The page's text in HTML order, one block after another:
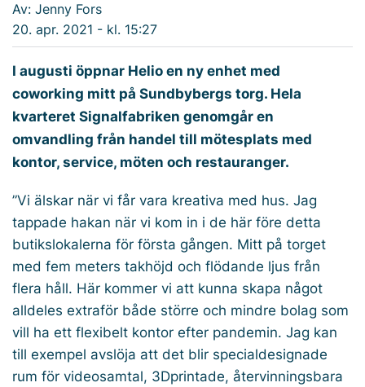
Av: Jenny Fors
20. apr. 2021 - kl. 15:27
I augusti öppnar Helio en ny enhet med
coworking mitt på Sundbybergs torg. Hela
kvarteret Signalfabriken genomgår en
omvandling från handel till mötesplats med
kontor, service, möten och restauranger.
”Vi älskar när vi får vara kreativa med hus. Jag
tappade hakan när vi kom in i de här före detta
butikslokalerna för första gången. Mitt på torget
med fem meters takhöjd och flödande ljus från
flera håll. Här kommer vi att kunna skapa något
alldeles extraför både större och mindre bolag som
vill ha ett flexibelt kontor efter pandemin. Jag kan
till exempel avslöja att det blir specialdesignade
rum för videosamtal, 3Dprintade, återvinningsbara